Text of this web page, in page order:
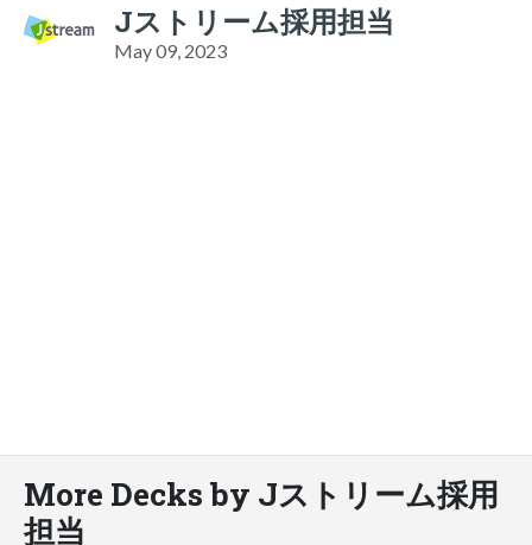
Jストリーム採用担当
May 09, 2023
More Decks by Jストリーム採用
担当